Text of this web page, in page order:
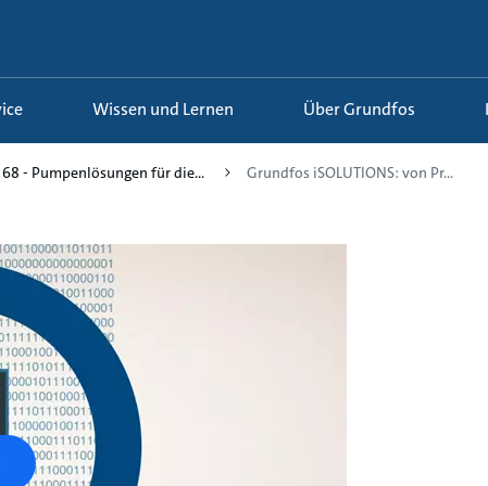
Wissen und Lernen Über Grundfos
68 - Pumpenlösungen für die... Grundfos iSOLUTIONS: von Pr...